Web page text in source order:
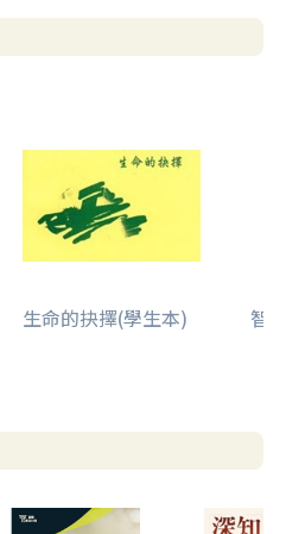
生命的抉擇(學生本) 智